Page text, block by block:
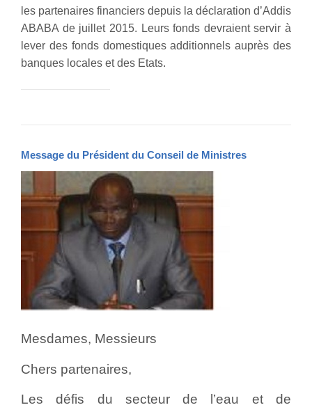
les partenaires financiers depuis la déclaration d’Addis
ABABA de juillet 2015. Leurs fonds devraient servir à
lever des fonds domestiques additionnels auprès des
banques locales et des Etats.
Message du Président du Conseil de Ministres
Mesdames, Messieurs
Chers partenaires,
Les défis du secteur de l’eau et de